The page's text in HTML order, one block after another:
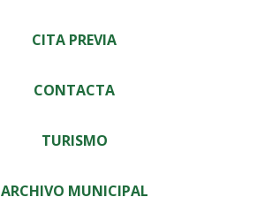
CITA PREVIA
CONTACTA
TURISMO
ARCHIVO MUNICIPAL